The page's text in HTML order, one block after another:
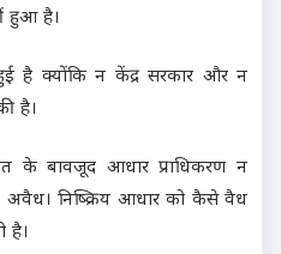
हुआ है।
है क्योंकि न केंद्र सरकार और न
है।
के बावजूद आधार प्राधिकरण न
अवैध। निष्क्रिय आधार को कैसे वैध
है।